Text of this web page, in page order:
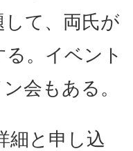
て、両氏が
る。イベント
会もある。
と申し込